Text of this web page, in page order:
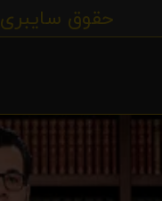
حقوق سایبری